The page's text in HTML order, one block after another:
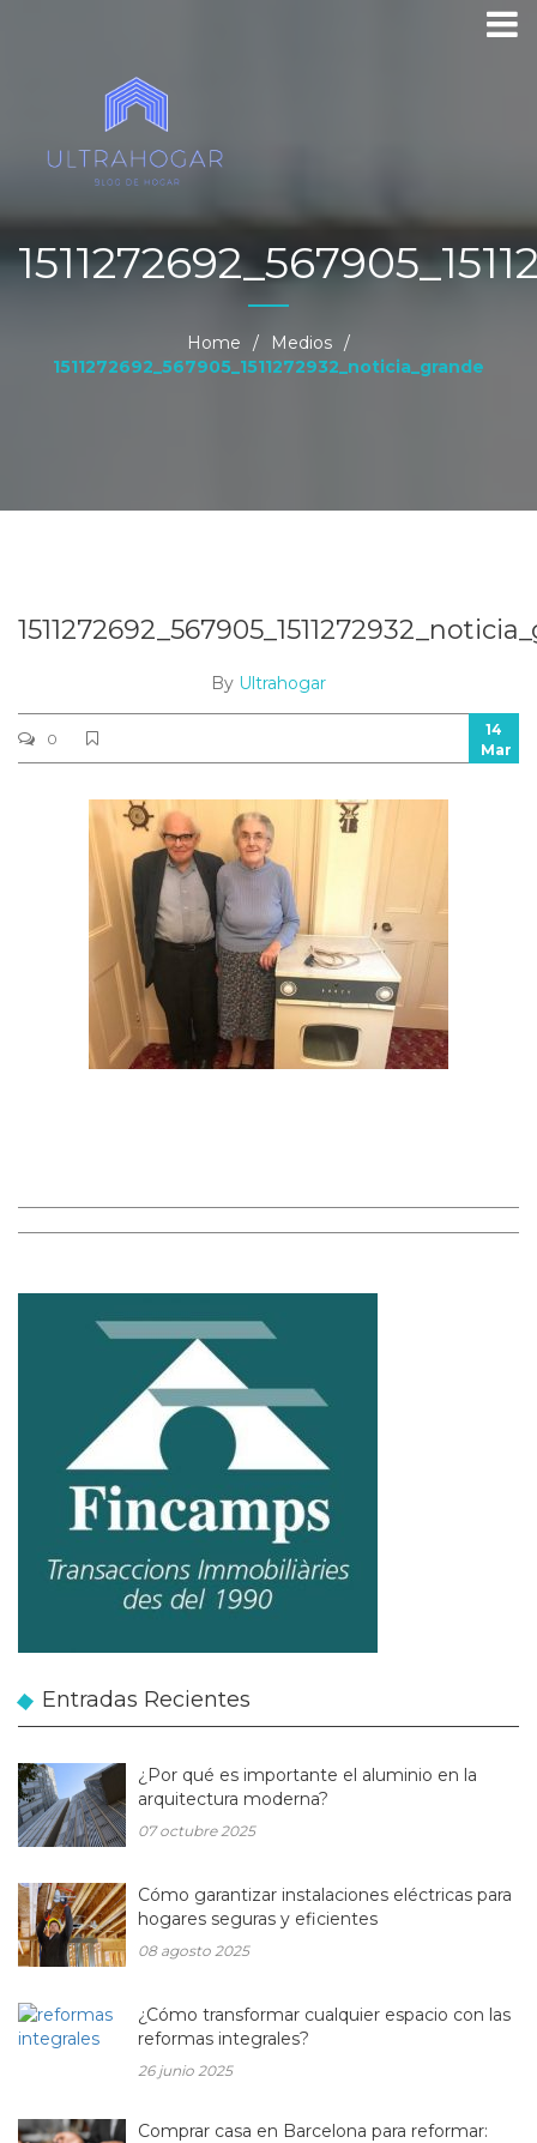
Home / Medios /
1511272692_567905_1511272932_noticia_grande
By Ultrahogar
0
14
Mar
Entradas Recientes
¿Por qué es importante el aluminio en la
arquitectura moderna?
07 octubre 2025
Cómo garantizar instalaciones eléctricas para
hogares seguras y eficientes
08 agosto 2025
¿Cómo transformar cualquier espacio con las
reformas integrales?
26 junio 2025
Comprar casa en Barcelona para reformar: